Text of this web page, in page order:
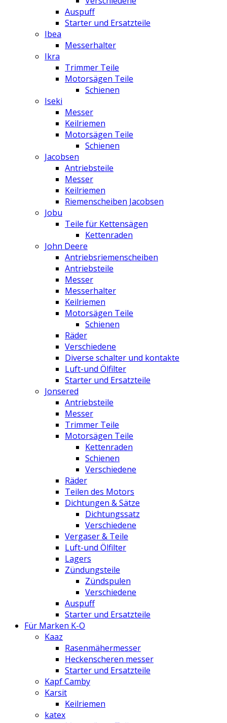
Auspuff
Starter und Ersatzteile
Ibea
Messerhalter
Ikra
Trimmer Teile
Motorsägen Teile
Schienen
Iseki
Messer
Keilriemen
Motorsägen Teile
Schienen
Jacobsen
Antriebsteile
Messer
Keilriemen
Riemenscheiben Jacobsen
Jobu
Teile für Kettensägen
Kettenraden
John Deere
Antriebsriemenscheiben
Antriebsteile
Messer
Messerhalter
Keilriemen
Motorsägen Teile
Schienen
Räder
Verschiedene
Diverse schalter und kontakte
Luft-und Ölfilter
Starter und Ersatzteile
Jonsered
Antriebsteile
Messer
Trimmer Teile
Motorsägen Teile
Kettenraden
Schienen
Verschiedene
Räder
Teilen des Motors
Dichtungen & Sätze
Dichtungssatz
Verschiedene
Vergaser & Teile
Luft-und Ölfilter
Lagers
Zündungsteile
Zündspulen
Verschiedene
Auspuff
Starter und Ersatzteile
Für Marken K-O
Kaaz
Rasenmähermesser
Heckenscheren messer
Starter und Ersatzteile
Kapf Camby
Karsit
Keilriemen
katex